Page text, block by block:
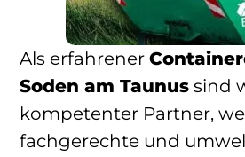
Als erfahrener
Soden am Taunus sind
kompetenter Partner,
fachgerechte und